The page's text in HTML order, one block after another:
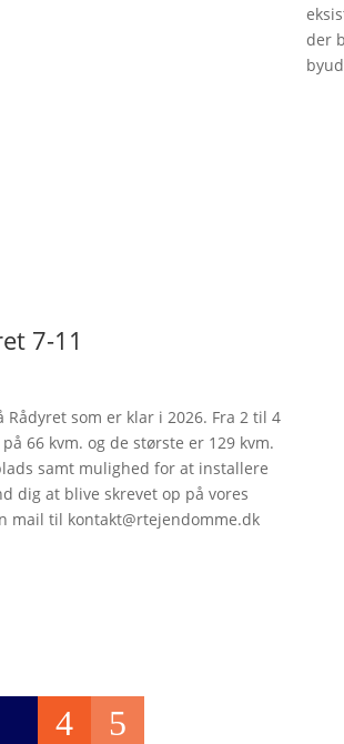
der
7-11
som er klar i 2026. Fra 2 til 4
66 kvm. og de største er 129 kvm.
samt mulighed for at installere
dig at blive skrevet op på vores
mail til kontakt@rtejendomme.dk
4 5